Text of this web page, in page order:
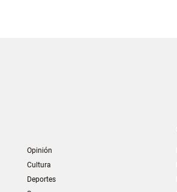
Opinión
Cultura
Deportes